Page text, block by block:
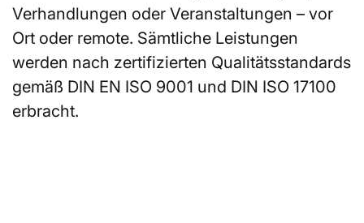
Verhandlungen oder Veranstaltungen – vor
Ort oder remote. Sämtliche Leistungen
werden nach zertifizierten Qualitätsstandards
gemäß DIN EN ISO 9001 und DIN ISO 17100
erbracht.